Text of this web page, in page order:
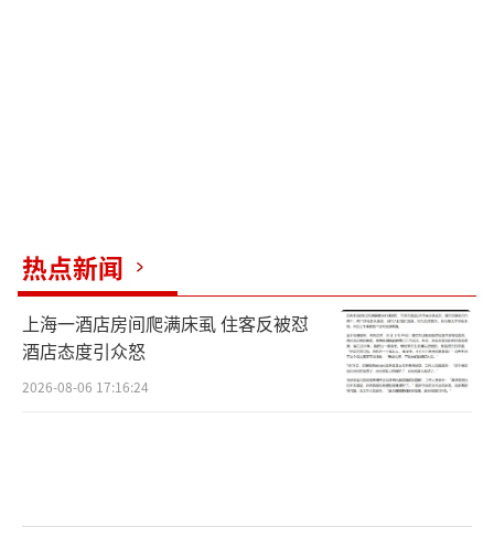
热点新闻
上海一酒店房间爬满床虱 住客反被怼
酒店态度引众怒
2026-08-06 17:16:24